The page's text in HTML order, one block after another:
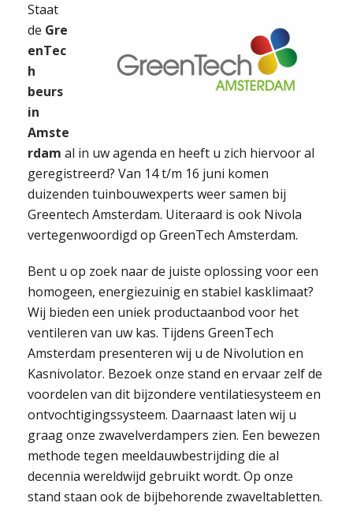
Staat
de Gre
enTec
h
beurs
in
Amste
rdam al in uw agenda en heeft u zich hiervoor al
geregistreerd? Van 14 t/m 16 juni komen
duizenden tuinbouwexperts weer samen bij
Greentech Amsterdam. Uiteraard is ook Nivola
vertegenwoordigd op GreenTech Amsterdam.
Bent u op zoek naar de juiste oplossing voor een
homogeen, energiezuinig en stabiel kasklimaat?
Wij bieden een uniek productaanbod voor het
ventileren van uw kas. Tijdens GreenTech
Amsterdam presenteren wij u de Nivolution en
Kasnivolator. Bezoek onze stand en ervaar zelf de
voordelen van dit bijzondere ventilatiesysteem en
ontvochtigingssysteem. Daarnaast laten wij u
graag onze zwavelverdampers zien. Een bewezen
methode tegen meeldauwbestrijding die al
decennia wereldwijd gebruikt wordt. Op onze
stand staan ook de bijbehorende zwaveltabletten.